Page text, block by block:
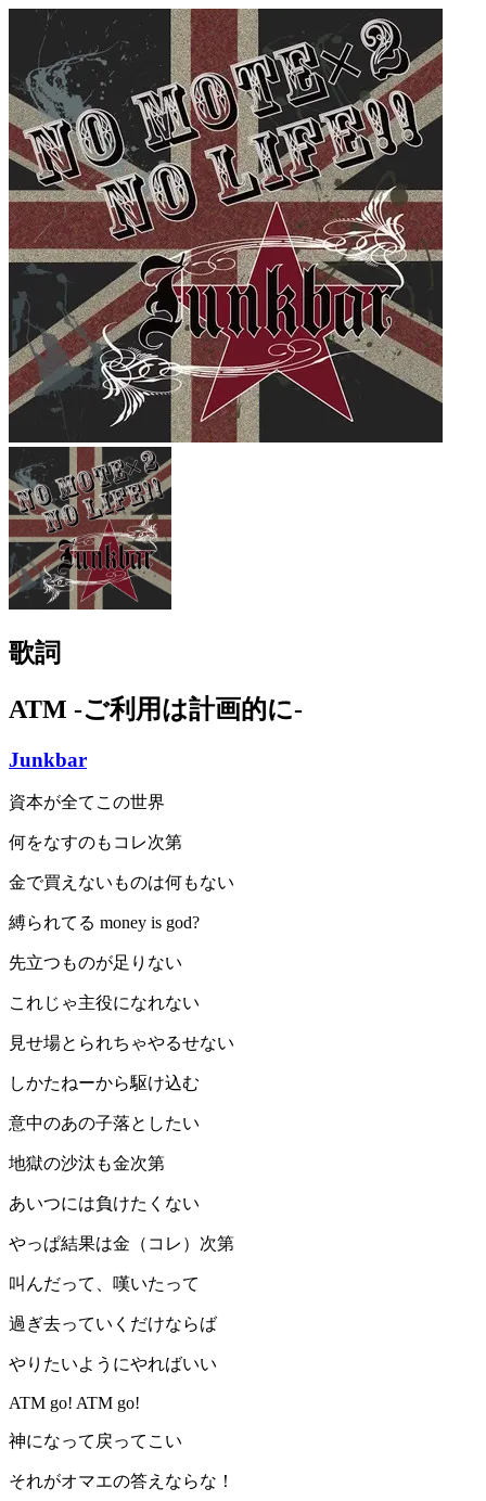
歌詞
ATM -ご利用は計画的に-
Junkbar
資本が全てこの世界
何をなすのもコレ次第
金で買えないものは何もない
縛られてる money is god?
先立つものが足りない
これじゃ主役になれない
見せ場とられちゃやるせない
しかたねーから駆け込む
意中のあの子落としたい
地獄の沙汰も金次第
あいつには負けたくない
やっぱ結果は金（コレ）次第
叫んだって、嘆いたって
過ぎ去っていくだけならば
やりたいようにやればいい
ATM go! ATM go!
神になって戻ってこい
それがオマエの答えならな！